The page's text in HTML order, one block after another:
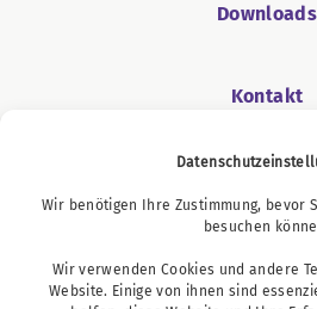
Wir benötigen Ihre Zustimmung, bevor
besuchen
Wir verwenden Cookies und andere
Website. Einige von ihnen sind
Downloads
Kontakt
Podcast